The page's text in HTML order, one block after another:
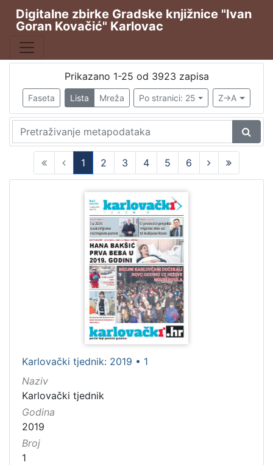
Publikacija
Karlovački tjednik
2690
Hrvatska sloboda
Svjetlo
388
Svjetlo : slobodni neodvisni i nepolitički list
254
Svjetlo : prilog za kulturu, nauku i umjetnost.
Godina
1884
104
1885
1886
1889
1890
Digitalne zbirke Gradske knjižnice "Ivan
Goran Kovačić" Karlovac
Prikazano 1-25 od 3923 zapisa
Faseta Lista Mreža Po stranici: 25 Z->A
1
(current)
2 3 4 5 6
Karlovački tjednik: 2019 • 1
Naziv
Karlovački tjednik
Godina
2019
Broj
1